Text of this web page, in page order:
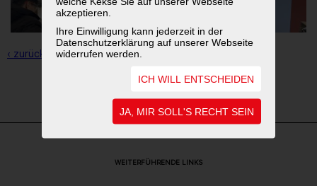
akzeptieren.
Ihre Einwilligung kann jederzeit in der
Datenschutzerklärung auf unserer Webseite
widerrufen werden.
ICH WILL ENTSCHEIDEN
JA, MIR SOLL'S RECHT SEIN
‹ zurück zur Übersicht
WEITERFÜHRENDE LINKS